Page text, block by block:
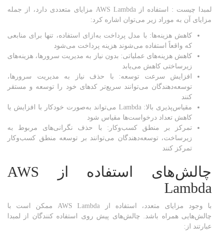
لمبدا چیست : استفاده از AWS Lambda مزایای متعددی دارد، از جمله
مزایای آن به موراد زیر می‌توان اشاره کرد:
کاهش هزینه‌ها: با مدل پرداخت به‌ازای استفاده، تنها برای منابعی
که واقعاً استفاده می‌شوند هزینه پرداخت می‌شود
کاهش هزینه‌های عملیاتی: بدون نیاز به مدیریت سرورها، هزینه‌های
زیرساختی کاهش می‌یابد
افزایش سرعت توسعه: با حذف نیاز به مدیریت سرورها،
توسعه‌دهندگان می‌توانند سریع‌تر کدهای خود را توسعه و مستقر
کنند
مقیاس‌پذیری بالا: Lambda می‌تواند به‌صورت خودکار با افزایش یا
کاهش تعداد درخواست‌ها مقیاس شود
تمرکز بر منطق کسب‌وکار: با حذف نگرانی‌های مربوط به
زیرساخت، توسعه‌دهندگان می‌توانند بر توسعه منطق کسب‌وکار
تمرکز کنند
چالش‌های استفاده از
AWS
Lambda
با وجود مزایای متعدد، استفاده از AWS Lambda ممکن است با
چالش‌هایی همراه باشد. چالش‌های پیش روی استفاده کنندگان از لمبدا
عبارتند از: